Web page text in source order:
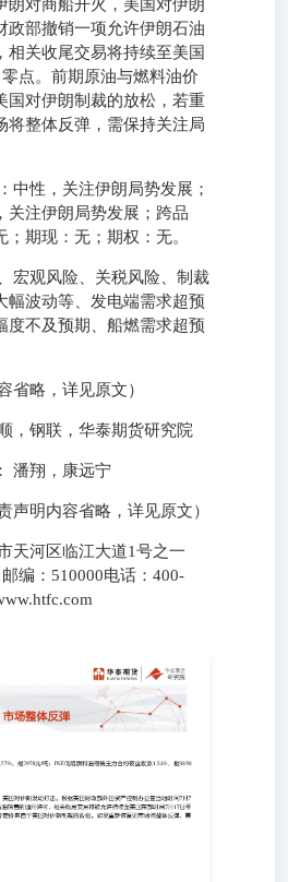
朗对商船开火，美国对伊朗
政部撤销一项允许伊朗石油
相关收尾交易将持续至美国
点。前期原油与燃料油价
国对伊朗制裁的放松，若重
将整体反弹，需保持关注局
中性，关注伊朗局势发展；
关注伊朗局势发展；跨品
期现：无；期权：无。
宏观风险、关税风险、制裁
幅波动等、发电端需求超预
度不及预期、船燃需求超预
省略，详见原文）
，钢联，华泰期货研究院
潘翔，康远宁
声明内容省略，详见原文）
天河区临江大道1号之一
编：510000电话：400-
油期货主力合约夜盘收涨1.57%，报
收涨1.54%，报3830元/吨。 中东局势再
动打击。根据美国财政部外国资产控制办
授权允许伊朗石油销售的通用许可，相关
17日零点。前期原油与燃料油价格下跌
，关注伊朗局势发展低硫方面：中性，关
现：无期权：无 风险 地缘冲突、宏观风
波动等、发电端需求超预期、欧佩克增产
：新加坡高硫380燃料油现货价格单位：美